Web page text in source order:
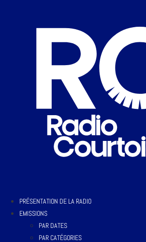
PRÉSENTATION DE LA RADIO
EMISSIONS
PAR DATES
PAR CATÉGORIES